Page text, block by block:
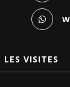
LES VISITES